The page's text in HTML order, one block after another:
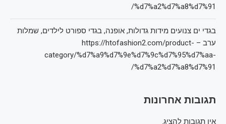
%d7%a2%d7%a8%d7%91/
בגדי ים צנועים מידות גדולות, אופנה, בגדי ספורט לילדים, שמלות
ערב – https://htofashion2.com/product-
category/%d7%a9%d7%9e%d7%9c%d7%95%d7%aa-
%d7%a2%d7%a8%d7%91/
תגובות אחרונות
אין תגובות להציג.